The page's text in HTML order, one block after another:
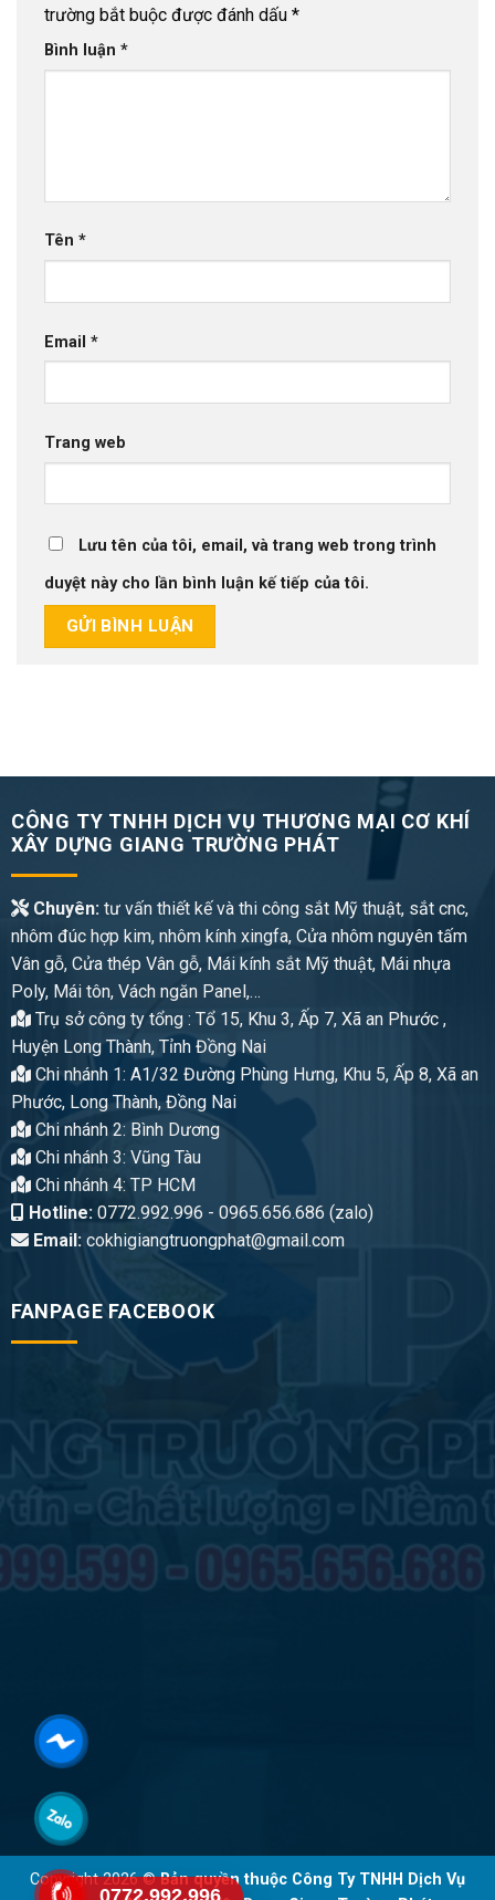
trường bắt buộc được đánh dấu *
Bình luận *
Tên *
Email *
Trang web
Lưu tên của tôi, email, và trang web trong trình
duyệt này cho lần bình luận kế tiếp của tôi.
CÔNG TY TNHH DỊCH VỤ THƯƠNG MẠI CƠ KHÍ
XÂY DỰNG GIANG TRƯỜNG PHÁT
Chuyên:tư vấn thiết kế và thi công sắt Mỹ thuật, sắt cnc,
nhôm đúc hợp kim, nhôm kính xingfa, Cửa nhôm nguyên tấm
Vân gỗ, Cửa thép Vân gỗ, Mái kính sắt Mỹ thuật, Mái nhựa
Poly, Mái tôn, Vách ngăn Panel,…
Trụ sở công ty tổng : Tổ 15, Khu 3, Ấp 7, Xã an Phước ,
Huyện Long Thành, Tỉnh Đồng Nai
Chi nhánh 1: A1/32 Đường Phùng Hưng, Khu 5, Ấp 8, Xã an
Phước, Long Thành, Đồng Nai
Chi nhánh 2: Bình Dương
Chi nhánh 3: Vũng Tàu
Chi nhánh 4: TP HCM
Hotline:0772.992.996 - 0965.656.686 (zalo)
Email:cokhigiangtruongphat@gmail.com
FANPAGE FACEBOOK
Copyright 2026 ©Bản quyền thuộc Công Ty TNHH Dịch Vụ
0772.992.996